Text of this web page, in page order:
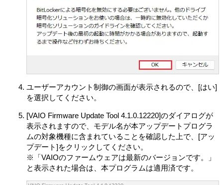
さまが作成したシステムリカバリーメディア（以下併せ
てリカバリーメディアとします）は、本製品に同梱され
お客さまがインストールした、または本製品にプリイン
ストールされていた許諾ソフトウェアが何らかの理由で
ェアを削除のうえ、許諾ソフトウェアを本製品に再イン
ストールするためにのみ使用することができるものとし
第3条 （オープンソース）
対象外ソフトウェアには、①ソースコードの形式でまた
は無償で公に入手可能なソフトウェアを含むものまたは
その派生物であり、かつ②本契約の規定と異なる定めの
適用を受けるソフトウェア（対象となるソフトウェアお
よびその派生物をソースコードの形式で開示または頒布
する義務、対象となるソフトウェアを任意の第三者に対
して自由に使用許諾させる義務等を含むがこれに限られ
ユーザーアカウント制御の画面が表示されるので、[はい]
を選択してください。
[VAIO Firmware Update Tool 4.1.0.12220]のダイアログが
表示されますので、モデル名が本アップデートプログラ
ムの対象機種に含まれていることを確認した上で、[アッ
プデート]をクリックしてください。
※「VAIOのファームウェアは最新のバージョンです。」
と表示された場合は、本プログラムは適用済です。